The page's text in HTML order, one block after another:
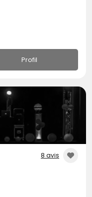
Profil
8 avis